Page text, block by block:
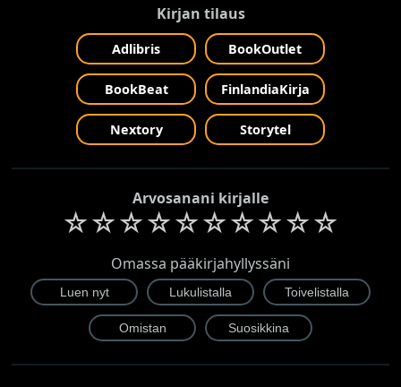
Kirjan tilaus
Adlibris BookOutlet
BookBeat FinlandiaKirja
Nextory Storytel
Arvosanani kirjalle
☆☆☆☆☆☆☆☆☆☆
Omassa pääkirjahyllyssäni